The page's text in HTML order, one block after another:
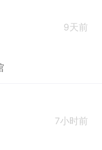
9天前
7小时前